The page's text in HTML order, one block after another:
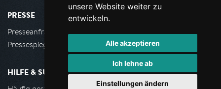
unsere Website weiter zu
entwickeln.
Alle akzeptieren
Ich lehne ab
Einstellungen ändern
PRESSE
Presseanfrage stellen
Pressespiegel
HILFE & SUPPORT